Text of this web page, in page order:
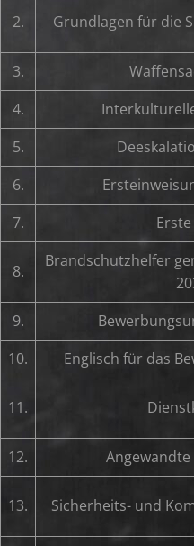
2. Grundlagen für die
3.
4.
5.
6.
7.
8.
Brandschutzhelfer
9.
10.
Englisch für das
11.
12.
13. Sicherheits- und